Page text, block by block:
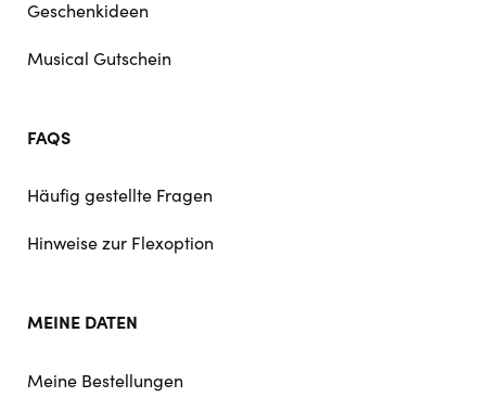
Geschenkideen
Musical Gutschein
FAQS
Häufig gestellte Fragen
Hinweise zur Flexoption
MEINE DATEN
Meine Bestellungen